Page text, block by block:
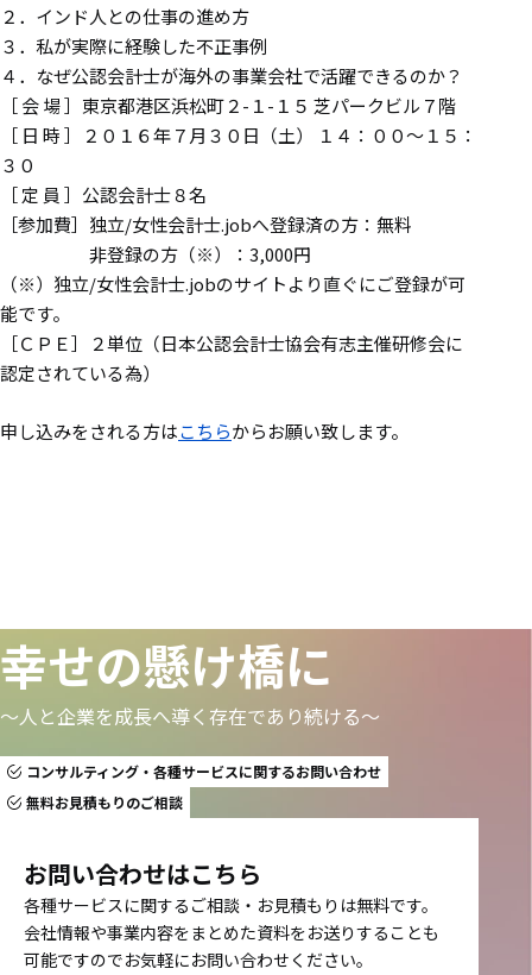
２．インド人との仕事の進め方
３．私が実際に経験した不正事例
４．なぜ公認会計士が海外の事業会社で活躍できるのか？
［ 会 場 ］東京都港区浜松町２-１-１５ 芝パークビル７階
［ 日 時 ］２０１６年７月３０日（土） １４：００～１５：
３０
［ 定 員 ］公認会計士８名
［参加費］独立/女性会計士.jobへ登録済の方：無料
非登録の方（※）：3,000円
（※）独立/女性会計士.jobのサイトより直ぐにご登録が可
能です。
［ＣＰＥ］２単位（日本公認会計士協会有志主催研修会に
認定されている為）
申し込みをされる方はこちらからお願い致します。
幸せの懸け橋に
〜人と企業を成長へ導く存在であり続ける〜
コンサルティング・各種サービスに関するお問い合わせ
無料お見積もりのご相談
お問い合わせはこちら
各種サービスに関するご相談・お見積もりは無料です。
会社情報や事業内容をまとめた資料をお送りすることも
可能ですのでお気軽にお問い合わせください。